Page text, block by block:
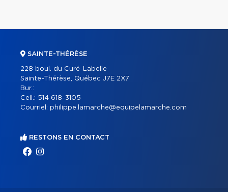
SAINTE-THÉRÈSE
228 boul. du Curé-Labelle
Sainte-Thérèse, Québec J7E 2X7
Bur.:
Cell.: 514 618-3105
Courriel: philippe.lamarche@equipelamarche.com
RESTONS EN CONTACT